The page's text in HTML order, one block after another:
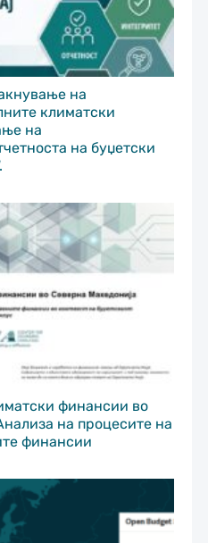
на
климатски
на
на буџетски
финансии во
на процесите на
финансии